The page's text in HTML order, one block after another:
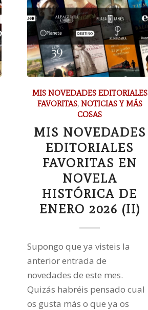
MIS NOVEDADES EDITORIALES
FAVORITAS, NOTICIAS Y MÁS
COSAS
MIS NOVEDADES
EDITORIALES
FAVORITAS EN
NOVELA
HISTÓRICA DE
ENERO 2026 (II)
Supongo que ya visteis la
anterior entrada de
novedades de este mes.
Quizás habréis pensado cual
os gusta más o que ya os